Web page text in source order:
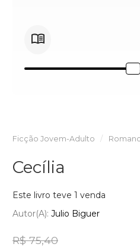
Ficção Jovem-Adulto
Cecília
Este livro teve 1 venda
Autor(a): Julio Biguer
R$ 75,40